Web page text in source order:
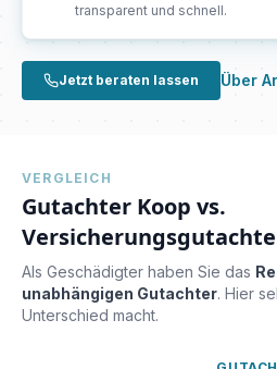
transparent und schnell.
Jetzt beraten lassen Über
VERGLEICH
Gutachter Koop vs.
Als Geschädigter haben Sie das
unabhängigen Gutachter. Hier
Unterschied macht.